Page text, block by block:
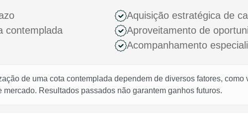
contemplada
Aquisição estratégica de
Aproveitamento de
Acompanhamento
de uma cota contemplada dependem de diversos fatores, como
Resultados passados não garantem ganhos futuros.